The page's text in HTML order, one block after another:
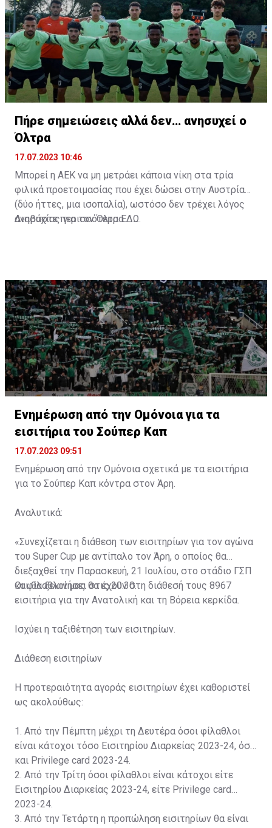
Πήρε σημειώσεις αλλά δεν… ανησυχεί ο
Όλτρα
17.07.2023 10:46
Μπορεί η ΑΕΚ να μη μετράει κάποια νίκη στα τρία
φιλικά προετοιμασίας που έχει δώσει στην Αυστρία
(δύο ήττες, μια ισοπαλία), ωστόσο δεν τρέχει λόγος
ανησυχίας για τον Όλτρα.
Διαβάστε περισσότεραΕΔΩ
Ενημέρωση από την Ομόνοια για τα
εισιτήρια του Σούπερ Καπ
17.07.2023 09:51
Ενημέρωση από την Ομόνοια σχετικά με τα εισιτήρια
για το Σούπερ Καπ κόντρα στον Άρη.
Αναλυτικά:
«Συνεχίζεται η διάθεση των εισιτηρίων για τον αγώνα
του Super Cup με αντίπαλο τον Άρη, ο οποίος θα
διεξαχθεί την Παρασκευή, 21 Ιουλίου, στο στάδιο ΓΣΠ
και θα ξεκινήσει στις 20:30.
Οι φίλαθλοί μας θα έχουν στη διάθεσή τους 8967
εισιτήρια για την Ανατολική και τη Βόρεια κερκίδα.
Ισχύει η ταξιθέτηση των εισιτηρίων.
Διάθεση εισιτηρίων
Η προτεραιότητα αγοράς εισιτηρίων έχει καθοριστεί
ως ακολούθως:
1. Από την Πέμπτη μέχρι τη Δευτέρα όσοι φίλαθλοι
είναι κάτοχοι τόσο Εισιτηρίου Διαρκείας 2023-24, όσο
και Privilege card 2023-24.
2. Από την Τρίτη όσοι φίλαθλοι είναι κάτοχοι είτε
Εισιτηρίου Διαρκείας 2023-24, είτε Privilege card
2023-24.
3. Από την Τετάρτη η προπώληση εισιτηρίων θα είναι